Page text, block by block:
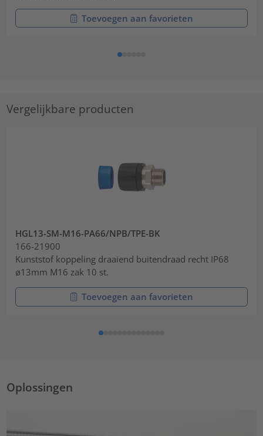
Toevoegen aan favorieten
Vergelijkbare producten
HGL13-SM-M16-PA66/NPB/TPE-BK
166-21900
Kunststof koppeling draaiend buitendraad recht IP68
ø13mm M16 zak 10 st.
Toevoegen aan favorieten
Oplossingen